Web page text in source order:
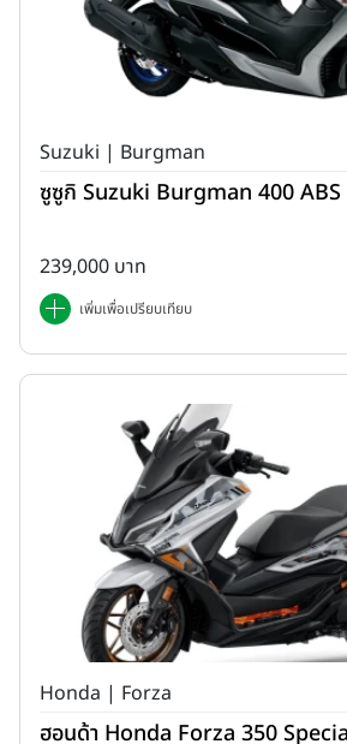
Suzuki | Burgman
ซูซูกิ Suzuki Burgman 400
239,000 บาท
เพิ่มเพื่อเปรียบเทียบ
Honda | Forza
ฮอนด้า Honda Forza 350